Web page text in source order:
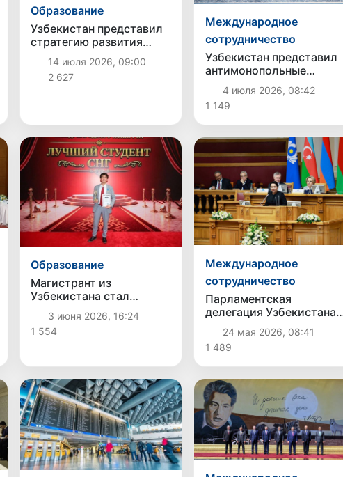
Образование
Узбекистан представил
стратегию развития
образования в сфере
исламских финансов
14 июля 2026, 09:00
2 627
Международное
сотрудничество
Узбекистан представил
антимонопольные
реформы на заседании
Межгосударственного
совета СНГ
4 июля 2026, 08:42
1 149
Образование
Магистрант из
Узбекистана стал
победителем конкурса
«Лучший студент СНГ»
3 июня 2026, 16:24
1 554
Международное
сотрудничество
Парламентская
делегация Узбекистана
приняла участие в 60-м
пленарном заседании
Межпарламентской
Ассамблеи СНГ
24 мая 2026, 08:41
1 489